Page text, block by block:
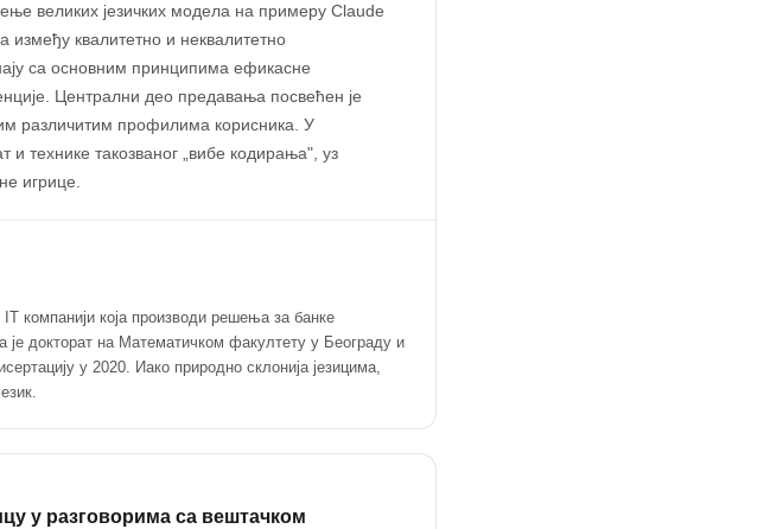
великих језичких модела на примеру Claude
квалитетно и неквалитетно
са основним принципима ефикасне
Централни део предавања посвећен је
различитим профилима корисника. У
технике такозваног „вибе кодирања", уз
игрице.
компанији која производи решења за банке
је докторат на Математичком факултету у Београду и
у 2020. Иако природно склонија језицима,
у разговорима са вештачком